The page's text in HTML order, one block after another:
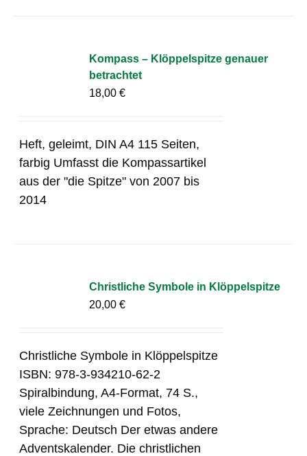
Kompass – Klöppelspitze genauer
betrachtet
18,00€
Heft, geleimt, DIN A4 115 Seiten,
farbig Umfasst die Kompassartikel
aus der "die Spitze" von 2007 bis
2014
Christliche Symbole in Klöppelspitze
20,00€
Christliche Symbole in Klöppelspitze
ISBN: 978-3-934210-62-2
Spiralbindung, A4-Format, 74 S.,
viele Zeichnungen und Fotos,
Sprache: Deutsch Der etwas andere
Adventskalender. Die christlichen